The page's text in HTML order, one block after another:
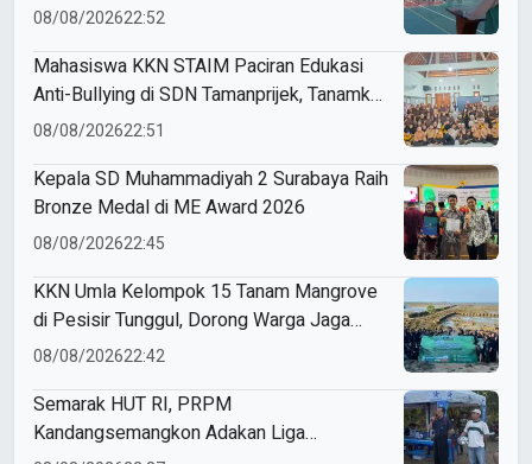
Sendangagung
08/08/202622:52
Mahasiswa KKN STAIM Paciran Edukasi
Anti-Bullying di SDN Tamanprijek, Tanamkan
Empati Sejak Dini
08/08/202622:51
Kepala SD Muhammadiyah 2 Surabaya Raih
Bronze Medal di ME Award 2026
08/08/202622:45
KKN Umla Kelompok 15 Tanam Mangrove
di Pesisir Tunggul, Dorong Warga Jaga
Lingkungan
08/08/202622:42
Semarak HUT RI, PRPM
Kandangsemangkon Adakan Liga